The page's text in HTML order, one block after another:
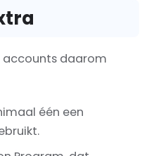
accounts daarom
één een